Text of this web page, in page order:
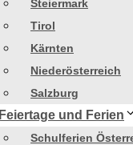
Steiermark
Tirol
Kärnten
Niederösterreich
Salzburg
Feiertage und Ferien
Schulferien